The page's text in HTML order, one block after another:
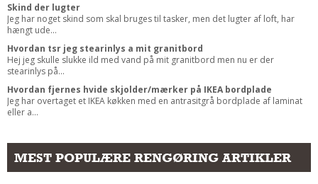
Skind der lugter
Jeg har noget skind som skal bruges til tasker, men det lugter af loft, har
hængt ude...
Hvordan tsr jeg stearinlys a mit granitbord
Hej jeg skulle slukke ild med vand på mit granitbord men nu er der
stearinlys på...
Hvordan fjernes hvide skjolder/mærker på IKEA bordplade
Jeg har overtaget et IKEA køkken med en antrasitgrå bordplade af laminat
eller a...
MEST POPULÆRE RENGØRING ARTIKLER